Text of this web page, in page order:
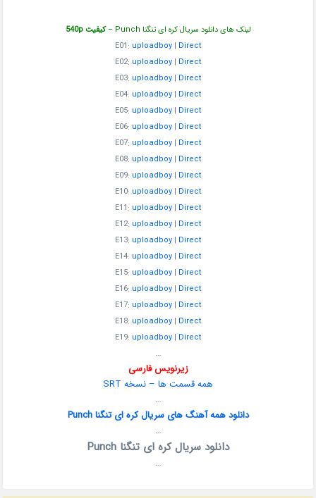
لینک های دانلود سریال کره ای تنگنا Punch –
کیفیت 540p
E01: uploadboy| Direct
E02: uploadboy| Direct
E03: uploadboy| Direct
E04: uploadboy| Direct
E05: uploadboy| Direct
E06: uploadboy| Direct
E07: uploadboy| Direct
E08: uploadboy| Direct
E09: uploadboy| Direct
E10: uploadboy| Direct
E11: uploadboy| Direct
E12: uploadboy| Direct
E13: uploadboy| Direct
E14: uploadboy| Direct
E15: uploadboy| Direct
E16: uploadboy| Direct
E17: uploadboy| Direct
E18: uploadboy| Direct
E19: uploadboy| Direct
…
زیرنویس فارسی
همه قسمت ها – نسخه SRT
…
دانلود همه آهنگ های سریال کره ای تنگنا Punch
…
دانلود سریال کره ای تنگنا Punch
…